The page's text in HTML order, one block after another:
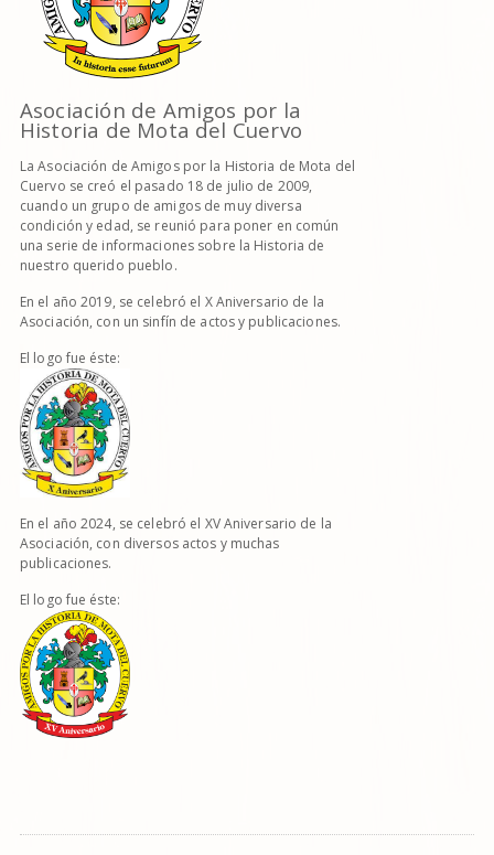
Asociación de Amigos por la
Historia de Mota del Cuervo
La Asociación de Amigos por la Historia de Mota del
Cuervo se creó el pasado 18 de julio de 2009,
cuando un grupo de amigos de muy diversa
condición y edad, se reunió para poner en común
una serie de informaciones sobre la Historia de
nuestro querido pueblo.
En el año 2019, se celebró el X Aniversario de la
Asociación, con un sinfín de actos y publicaciones.
El logo fue éste:
En el año 2024, se celebró el XV Aniversario de la
Asociación, con diversos actos y muchas
publicaciones.
El logo fue éste: